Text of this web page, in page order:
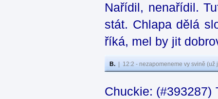
Nařídil, nenařídil.
stát. Chlapa dělá
říká, mel by jit
B. 12:2 - nezapomeneme vy svině
Chuckie: (#393287)